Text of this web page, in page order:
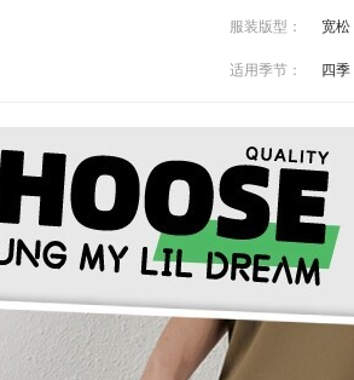
服装版型： 宽松
适用季节： 四季